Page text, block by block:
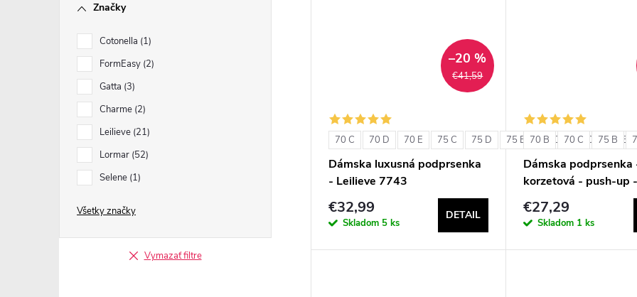
Značky
Cotonella 1
FormEasy 2
Gatta 3
Charme 2
Leilieve 21
Lormar 52
Selene 1
Všetky značky
Vymazať filtre
€41,59
–20 %
70 C 70 D 70 E 75 C 75 D 75 E 80 C 80 D 80 E
Dámska luxusná podprsenka
- Leilieve 7743
€32,99
Skladom 5 ks
DETAIL
70 B 70 C 75 B
Dámska podprsenka
korzetová - push-up
1580
€27,29
Skladom 1 ks